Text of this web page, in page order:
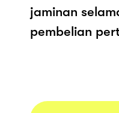
jaminan
pembelian